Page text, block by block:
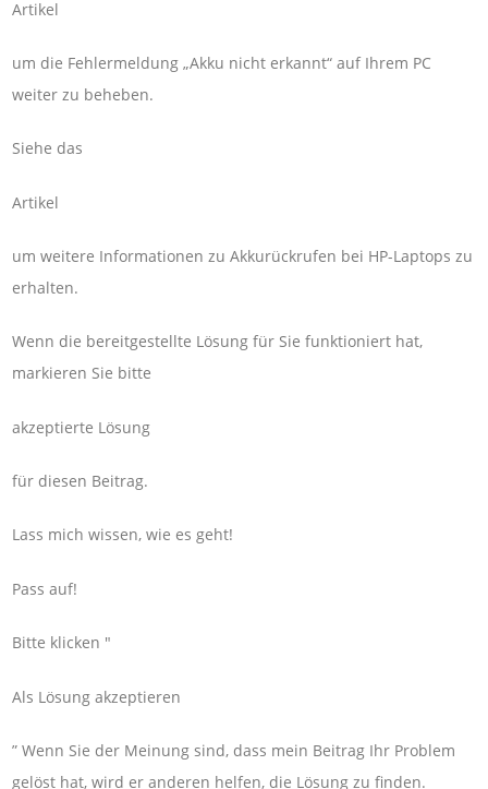
Artikel
um die Fehlermeldung „Akku nicht erkannt“ auf Ihrem PC
weiter zu beheben.
Siehe das
Artikel
um weitere Informationen zu Akkurückrufen bei HP-Laptops zu
erhalten.
Wenn die bereitgestellte Lösung für Sie funktioniert hat,
markieren Sie bitte
akzeptierte Lösung
für diesen Beitrag.
Lass mich wissen, wie es geht!
Pass auf!
Bitte klicken "
Als Lösung akzeptieren
” Wenn Sie der Meinung sind, dass mein Beitrag Ihr Problem
gelöst hat, wird er anderen helfen, die Lösung zu finden.